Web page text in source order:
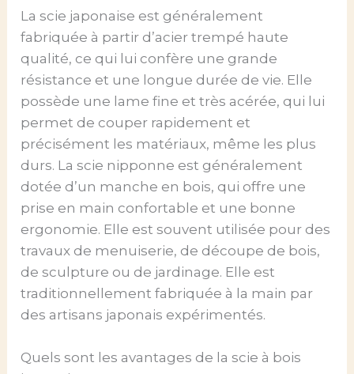
La scie japonaise est généralement
fabriquée à partir d’acier trempé haute
qualité, ce qui lui confère une grande
résistance et une longue durée de vie. Elle
possède une lame fine et très acérée, qui lui
permet de couper rapidement et
précisément les matériaux, même les plus
durs. La scie nipponne est généralement
dotée d’un manche en bois, qui offre une
prise en main confortable et une bonne
ergonomie. Elle est souvent utilisée pour des
travaux de menuiserie, de découpe de bois,
de sculpture ou de jardinage. Elle est
traditionnellement fabriquée à la main par
des artisans japonais expérimentés.
Quels sont les avantages de la scie à bois